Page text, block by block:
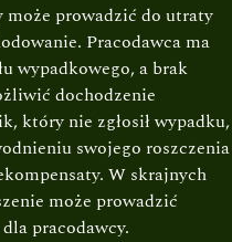
może prowadzić do utraty
Pracodawca ma
wypadkowego, a brak
dochodzenie
który nie zgłosił wypadku,
swojego roszczenia
W skrajnych
może prowadzić
pracodawcy.